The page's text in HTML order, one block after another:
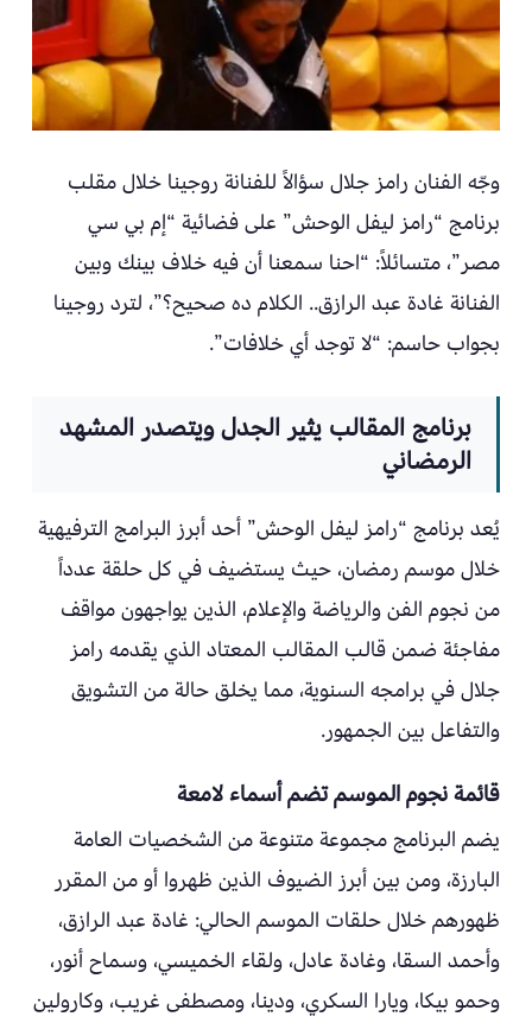
وجّه الفنان رامز جلال سؤالاً للفنانة روجينا خلال مقلب
برنامج “رامز ليفل الوحش” على فضائية “إم بي سي
مصر”، متسائلاً: “احنا سمعنا أن فيه خلاف بينك وبين
الفنانة غادة عبد الرازق.. الكلام ده صحيح؟”، لترد روجينا
بجواب حاسم: “لا توجد أي خلافات”.
برنامج المقالب يثير الجدل ويتصدر المشهد
الرمضاني
يُعد برنامج “رامز ليفل الوحش” أحد أبرز البرامج الترفيهية
خلال موسم رمضان، حيث يستضيف في كل حلقة عدداً
من نجوم الفن والرياضة والإعلام، الذين يواجهون مواقف
مفاجئة ضمن قالب المقالب المعتاد الذي يقدمه رامز
جلال في برامجه السنوية، مما يخلق حالة من التشويق
والتفاعل بين الجمهور.
قائمة نجوم الموسم تضم أسماء لامعة
يضم البرنامج مجموعة متنوعة من الشخصيات العامة
البارزة، ومن بين أبرز الضيوف الذين ظهروا أو من المقرر
ظهورهم خلال حلقات الموسم الحالي: غادة عبد الرازق،
وأحمد السقا، وغادة عادل، ولقاء الخميسي، وسماح أنور،
وحمو بيكا، ويارا السكري، ودينا، ومصطفى غريب، وكارولين